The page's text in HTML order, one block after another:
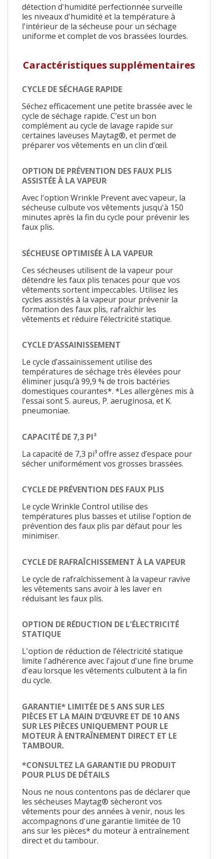
détection d'humidité perfectionnée surveille
les niveaux d'humidité et la température à
l'intérieur de la sécheuse pour un séchage
uniforme et complet de vos brassées lourdes.
Caractéristiques supplémentaires
CYCLE DE SÉCHAGE RAPIDE
Séchez efficacement une petite brassée avec le
cycle de séchage rapide. C’est un bon
complément au cycle de lavage rapide sur
certaines laveuses Maytag®, et permet de
préparer vos vêtements en un clin d'œil.
OPTION DE PRÉVENTION DES FAUX PLIS
ASSISTÉE À LA VAPEUR
Avec l'option Wrinkle Prevent avec vapeur, la
sécheuse culbute vos vêtements jusqu'à 150
minutes après la fin du cycle pour prévenir les
faux plis.
SÉCHEUSE OPTIMISÉE À LA VAPEUR
Ces sécheuses utilisent de la vapeur pour
détendre les faux plis tenaces pour que vos
vêtements sortent impeccables. Utilisez les
cycles assistés à la vapeur pour prévenir la
formation des faux plis, rafraîchir les
vêtements et réduire l’électricité statique.
CYCLE D’ASSAINISSEMENT
Le cycle d’assainissement utilise des
températures de séchage très élevées pour
éliminer jusqu’à 99,9 % de trois bactéries
domestiques courantes*. *Les allergènes mis à
l'essai sont S. aureus, P. aeruginosa, et K.
pneumoniae.
CAPACITÉ DE 7,3 PI³
La capacité de 7,3 pi³ offre assez d’espace pour
sécher uniformément vos grosses brassées.
CYCLE DE PRÉVENTION DES FAUX PLIS
Le cycle Wrinkle Control utilise des
températures plus basses et utilise l'option de
prévention des faux plis par défaut pour les
minimiser.
CYCLE DE RAFRAÎCHISSEMENT À LA VAPEUR
Le cycle de rafraîchissement à la vapeur ravive
les vêtements sans avoir à les laver en
réduisant les faux plis.
OPTION DE RÉDUCTION DE L'ÉLECTRICITÉ
STATIQUE
L'option de réduction de l’électricité statique
limite l'adhérence avec l'ajout d'une fine brume
d'eau lorsque les vêtements culbutent à la fin
du cycle.
GARANTIE* LIMITÉE DE 5 ANS SUR LES
PIÈCES ET LA MAIN D’ŒUVRE ET DE 10 ANS
SUR LES PIÈCES UNIQUEMENT POUR LE
MOTEUR À ENTRAÎNEMENT DIRECT ET LE
TAMBOUR.
*CONSULTEZ LA GARANTIE DU PRODUIT
POUR PLUS DE DÉTAILS
Nous ne nous contentons pas de déclarer que
les sécheuses Maytag® sècheront vos
vêtements pour des années à venir, nous les
accompagnons d'une garantie limitée de 10
ans sur les pièces* du moteur à entraînement
direct et du tambour.